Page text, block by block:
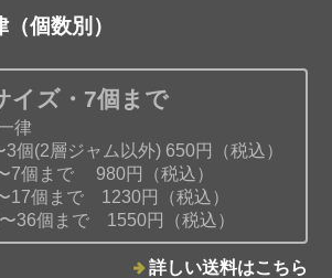
ナパッションフルーツジャム
02/05
んと白ワインのジャム
01/03
個数別）
イズ・7個まで
律
3個(2層ジャム以外) 650円（税込）
7個まで 980円（税込）
17個まで 1230円（税込）
〜36個まで 1550円（税込）
詳しい送料はこちら